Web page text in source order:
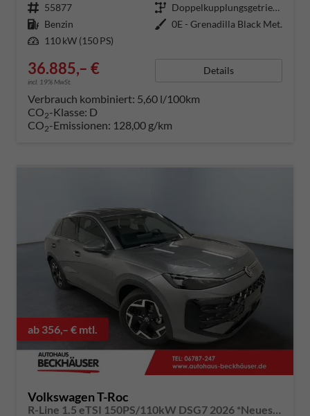
Fahrzeugnummer 55877 Getriebe
Doppelkupplungsgetriebe (DSG)
Kraftstoff Benzin Außenfarbe 0E - Grenadilla Black Met.
Leistung 110 kW (150 PS)
36.885,– €
incl. 19% MwSt.
Details
Verbrauch kombiniert: 5,60 l/100km
CO2-Klasse: D
CO2-Emissionen: 128,00 g/km
ab 356,– € mtl.
Volkswagen T-Roc
R-Line 1.5 eTSI 150PS/110kW DSG7 2026 *Neues Modell* | +AHK+18"ALU+PARK ASSIST PLUS